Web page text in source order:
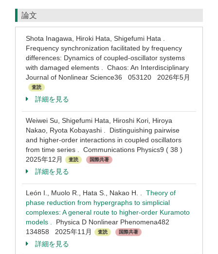
論文
Shota Inagawa, Hiroki Hata, Shigefumi Hata .
Frequency synchronization facilitated by frequency
differences: Dynamics of coupled-oscillator systems
with damaged elements . Chaos: An Interdisciplinary
Journal of Nonlinear Science36 053120 2026年5月
査読
詳細を見る
Weiwei Su, Shigefumi Hata, Hiroshi Kori, Hiroya
Nakao, Ryota Kobayashi . Distinguishing pairwise
and higher-order interactions in coupled oscillators
from time series . Communications Physics9 ( 38 )
2025年12月
査読 国際共著
詳細を見る
León I., Muolo R., Hata S., Nakao H. . Theory of
phase reduction from hypergraphs to simplicial
complexes: A general route to higher-order Kuramoto
models . Physica D Nonlinear Phenomena482
134858 2025年11月
査読 国際共著
詳細を見る